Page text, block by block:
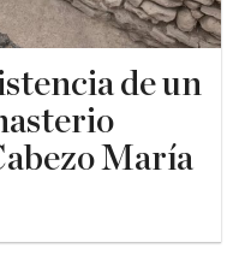
de un
María